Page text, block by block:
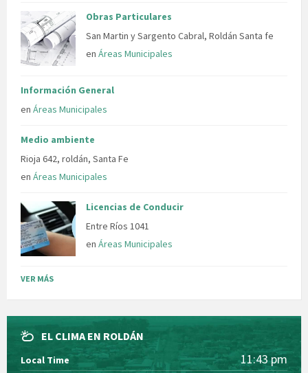
Obras Particulares
San Martin y Sargento Cabral, Roldán Santa fe
en Áreas Municipales
Información General
en Áreas Municipales
Medio ambiente
Rioja 642, roldán, Santa Fe
en Áreas Municipales
Licencias de Conducir
Entre Ríos 1041
en Áreas Municipales
VER MÁS
EL CLIMA EN ROLDÁN
Local Time 11:43 pm